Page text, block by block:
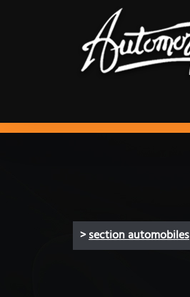
>section automobiles